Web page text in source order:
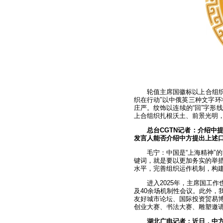
轮值主席国徽标以上合组
织在行动”以中俄英三种文字
庄严。纹饰以连续的“回”字形
上合组织扎根沃土、前景光明
总台CGTN记者：介绍中
发言人能否介绍中方提出上述
毛宁：中国是“上海精神”
键词，就是要以更加务实的举
水平，完善组织运作机制，构
进入2025年，主席国工作
及40余场机制性会议。此外，
友好城市论坛、国际投资贸易
创业大赛、书法大赛、雕塑邀
湖北广电记者：近日，中